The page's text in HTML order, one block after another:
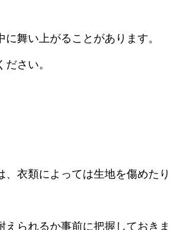
舞い上がることがあります。
さい。
衣類によっては生地を傷めた
られるか事前に把握しておきま